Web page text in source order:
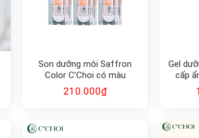
Son dưỡng môi Saffron
Color C’Choi có màu
210.000₫
Gel
cấp